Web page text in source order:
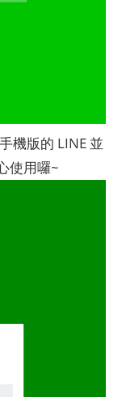
機版的 LINE 並
使用囉~